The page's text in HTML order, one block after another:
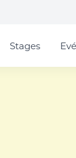
Stages